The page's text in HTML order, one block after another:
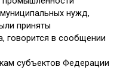
нужд,
приняты
говорится в сообщении
субъектов Федерации